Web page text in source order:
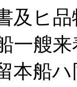
及ヒ
一艘来
本船ハ